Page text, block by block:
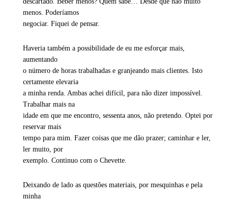
menos. Poderíamos
negociar. Fiquei de pensar.
Haveria também a possibilidade de eu me esforçar mais,
aumentando
o número de horas trabalhadas e granjeando mais clientes. Isto
certamente elevaria
a minha renda. Ambas achei difícil, para não dizer impossível.
Trabalhar mais na
idade em que me encontro, sessenta anos, não pretendo. Optei por
reservar mais
tempo para mim. Fazer coisas que me dão prazer; caminhar e ler,
ler muito, por
exemplo. Continuo com o Chevette.
Deixando de lado as questões materiais, por mesquinhas e pela
minha